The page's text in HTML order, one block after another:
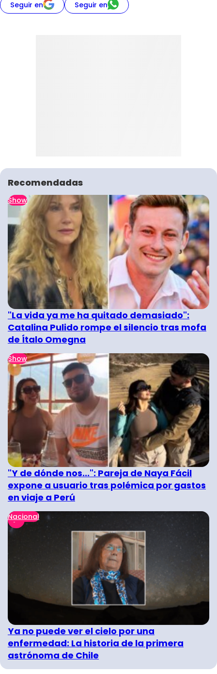
Seguir en Seguir en
Recomendadas
Show
"La vida ya me ha quitado demasiado":
Catalina Pulido rompe el silencio tras mofa
de Ítalo Omegna
Show
"Y de dónde nos...": Pareja de Naya Fácil
expone a usuario tras polémica por gastos
en viaje a Perú
Nacional
Ya no puede ver el cielo por una
enfermedad: La historia de la primera
astrónoma de Chile